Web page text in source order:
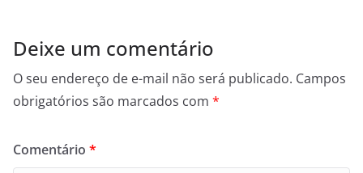
Deixe um comentário
O seu endereço de e-mail não será publicado. Campos
obrigatórios são marcados com *
Comentário *